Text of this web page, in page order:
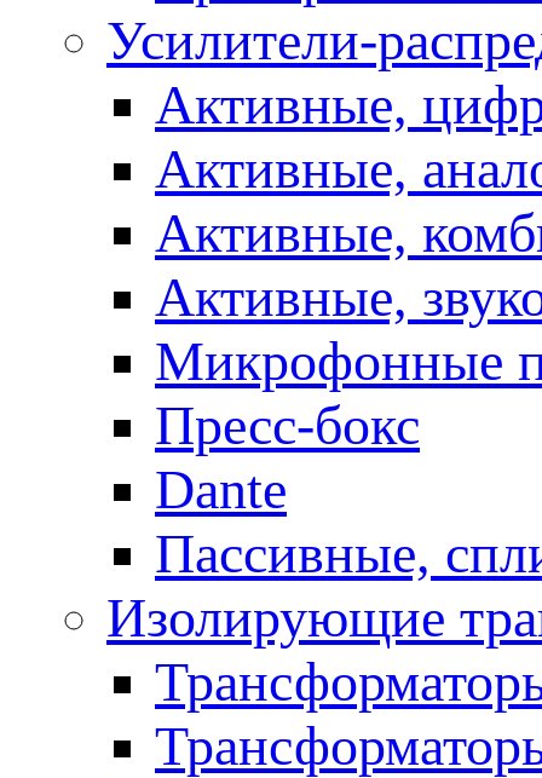
Усилители-
Активные,
Активные,
Активные,
Активные,
Микрофонные
Пресс-бокс
Dante
Пассивные,
Изолирующие